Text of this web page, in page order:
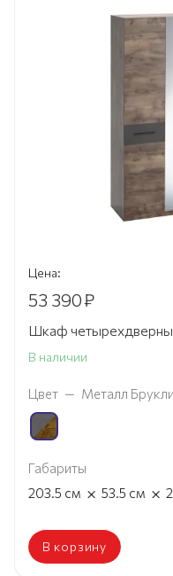
Цена:
53 390₽
Шкаф
В наличии
Цвет — Металл
Габариты
203.5 см × 53.5 см ×
В корзину